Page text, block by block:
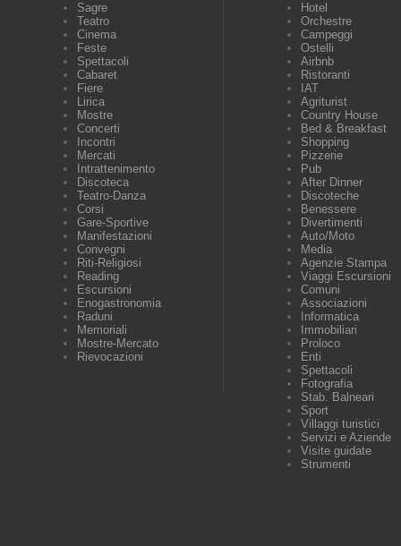
Sagre
Teatro
Cinema
Feste
Spettacoli
Cabaret
Fiere
Lirica
Mostre
Concerti
Incontri
Mercati
Intrattenimento
Discoteca
Teatro-Danza
Corsi
Gare-Sportive
Manifestazioni
Convegni
Riti-Religiosi
Reading
Escursioni
Enogastronomia
Raduni
Memoriali
Mostre-Mercato
Rievocazioni
Hotel
Orchestre
Campeggi
Ostelli
Airbnb
Ristoranti
IAT
Agriturist
Country House
Bed & Breakfast
Shopping
Pizzerie
Pub
After Dinner
Discoteche
Benessere
Divertimenti
Auto/Moto
Media
Agenzie Stampa
Viaggi Escursioni
Comuni
Associazioni
Informatica
Immobiliari
Proloco
Enti
Spettacoli
Fotografia
Stab. Balneari
Sport
Villaggi turistici
Servizi e Aziende
Visite guidate
Strumenti